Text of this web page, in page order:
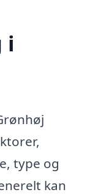
i
type og
kan